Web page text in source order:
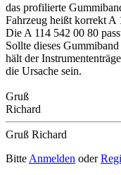
das profilierte
Fahrzeug heißt korrekt A
Die A 114 542 00 80
Sollte dieses
hält der
die Ursache sein.
Gruß
Richard
Gruß Richard
Bitte Anmelden oder